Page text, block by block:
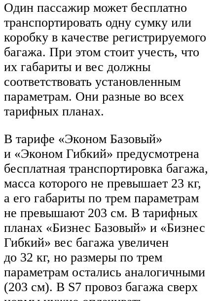
Один пассажир может бесплатно
транспортировать одну сумку или
коробку в качестве регистрируемого
багажа. При этом стоит учесть, что
их габариты и вес должны
соответствовать установленным
параметрам. Они разные во всех
тарифных планах.
В тарифе «Эконом Базовый»
и «Эконом Гибкий» предусмотрена
бесплатная транспортировка багажа,
масса которого не превышает 23 кг,
а его габариты по трем параметрам
не превышают 203 см. В тарифных
планах «Бизнес Базовый» и «Бизнес
Гибкий» вес багажа увеличен
до 32 кг, но размеры по трем
параметрам остались аналогичными
(203 см). В S7 провоз багажа сверх